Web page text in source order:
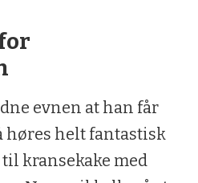
evnen at han får
helt fantastisk
kransekake med